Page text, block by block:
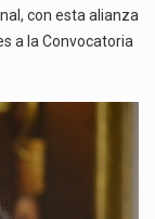
con esta alianza
a la Convocatoria